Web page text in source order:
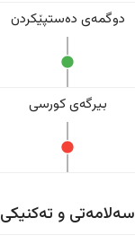
دوگمەی دەستپێکردن
بیرگەی کورسی
سەلامەتی و تەکنیکی